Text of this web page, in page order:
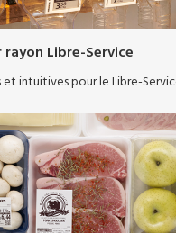
Libre-Service
intuitives pour le Libre-